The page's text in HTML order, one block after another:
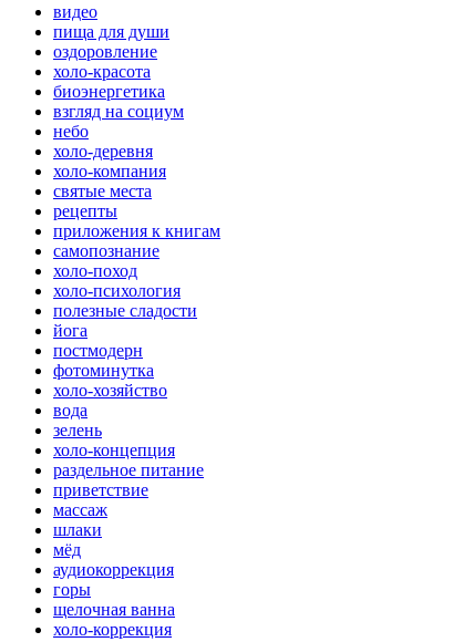
видео
пища для души
оздоровление
холо-красота
биоэнергетика
взгляд на социум
небо
холо-деревня
холо-компания
святые места
рецепты
приложения к книгам
самопознание
холо-поход
холо-психология
полезные сладости
йога
постмодерн
фотоминутка
холо-хозяйство
вода
зелень
холо-концепция
раздельное питание
приветствие
массаж
шлаки
мёд
аудиокоррекция
горы
щелочная ванна
холо-коррекция